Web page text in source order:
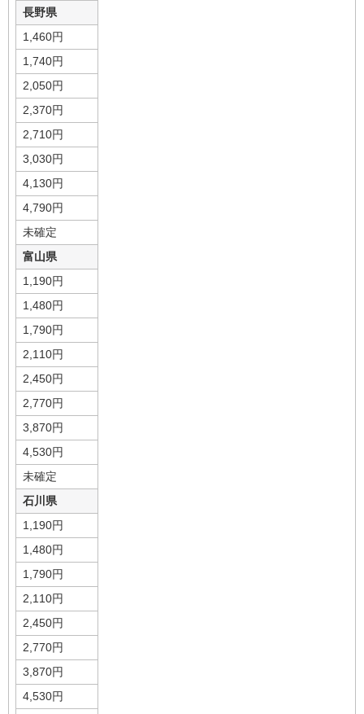
長野県
1,460円
1,740円
2,050円
2,370円
2,710円
3,030円
4,130円
4,790円
未確定
富山県
1,190円
1,480円
1,790円
2,110円
2,450円
2,770円
3,870円
4,530円
未確定
石川県
1,190円
1,480円
1,790円
2,110円
2,450円
2,770円
3,870円
4,530円